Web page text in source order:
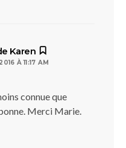
Karen
À 11:17 AM
connue que
Merci Marie.